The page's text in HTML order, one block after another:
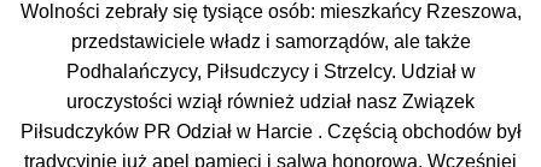
Wolności zebrały się tysiące osób: mieszkańcy Rzeszowa,
przedstawiciele władz i samorządów, ale także
Podhalańczycy, Piłsudczycy i Strzelcy. Udział w
uroczystości wziął również udział nasz Związek
Piłsudczyków PR Odział w Harcie . Częścią obchodów był
tradycyjnie już apel pamięci i salwa honorowa. Wcześniej